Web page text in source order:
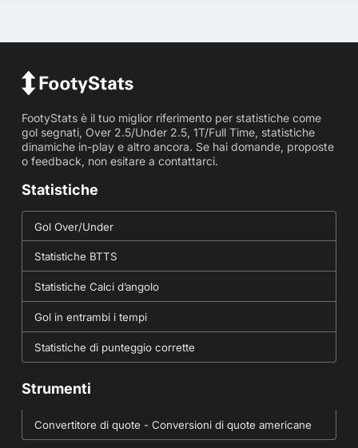
FootyStats è il tuo miglior riferimento per statistiche come
gol segnati, Over 2.5/Under 2.5, 1T/Full Time, statistiche
dinamiche in-play e altro ancora. Se hai domande, proposte
o feedback, non esitare a contattarci.
Statistiche
Gol Over/Under
Statistiche BTTS
Statistiche Calci d’angolo
Gol in entrambi i tempi
Statistiche di punteggio corrette
Strumenti
Convertitore di quote - Conversioni di quote americane